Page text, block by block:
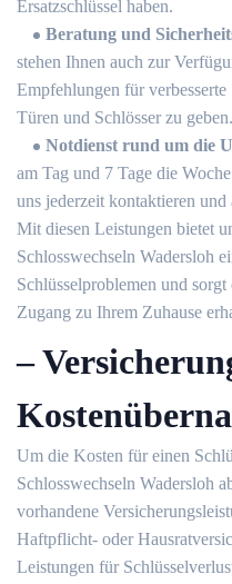
Ersatzschlüssel haben.​
Beratung und
stehen Ihnen auch zur
Empfehlungen für
Türen und Schlösser zu geben.​
Notdienst rund um die
am Tag und 7 Tage die
uns jederzeit kontaktieren
Mit diesen Leistungen bietet
Schlosswechseln Wadersloh
Schlüsselproblemen und
Zugang zu Ihrem Zuhause
–
Um die Kosten für einen
Schlosswechseln Wadersloh
vorhandene
Haftpflicht- oder
Leistungen für